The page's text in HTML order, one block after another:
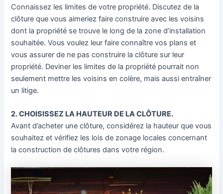
Connaissez les limites de votre propriété. Discutez de la
clôture que vous aimeriez faire construire avec les voisins
dont la propriété se trouve le long de la zone d’installation
souhaitée. Vous voulez leur faire connaître vos plans et
vous assurer de ne pas construire la clôture sur leur
propriété. Deviner les limites de la propriété pourrait non
seulement mettre les voisins en colère, mais aussi entraîner
un litige.
2. CHOISISSEZ LA HAUTEUR DE LA CLÔTURE.
Avant d’acheter une clôture, considérez la hauteur que vous
souhaitez et vérifiez les lois de zonage locales concernant
la construction de clôtures dans votre région.